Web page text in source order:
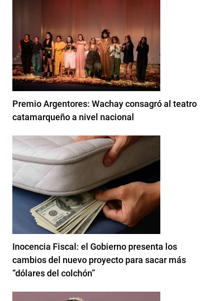
Premio Argentores: Wachay consagró al teatro
catamarqueño a nivel nacional
Inocencia Fiscal: el Gobierno presenta los
cambios del nuevo proyecto para sacar más
“dólares del colchón”